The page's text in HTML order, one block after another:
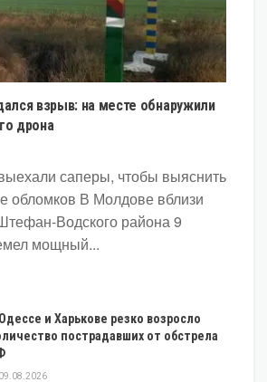
взрыв: на месте обнаружили
дрона
саперы, чтобы выяснить
обломков В Молдове вблизи
Водского района 9
мощный...
и Харькове резко возросло
пострадавших от обстрела
09.08.2026